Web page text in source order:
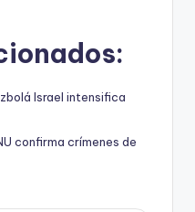
Israel intensifica
confirma crímenes de